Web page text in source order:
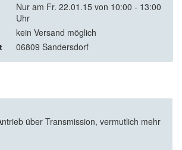
Nur am Fr. 22.01.15 von 10:00 - 13:00
Uhr
kein Versand möglich
06809 Sandersdorf
über Transmission, vermutlich mehr